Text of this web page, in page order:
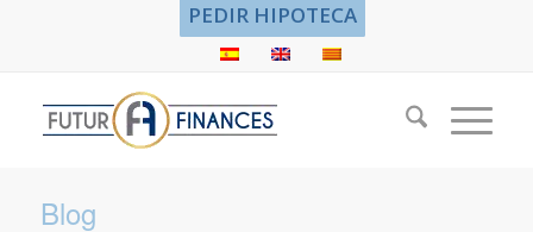
PEDIR HIPOTECA
Blog